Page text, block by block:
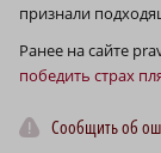
признали
Ранее на сайте
победить страх
Сообщить об